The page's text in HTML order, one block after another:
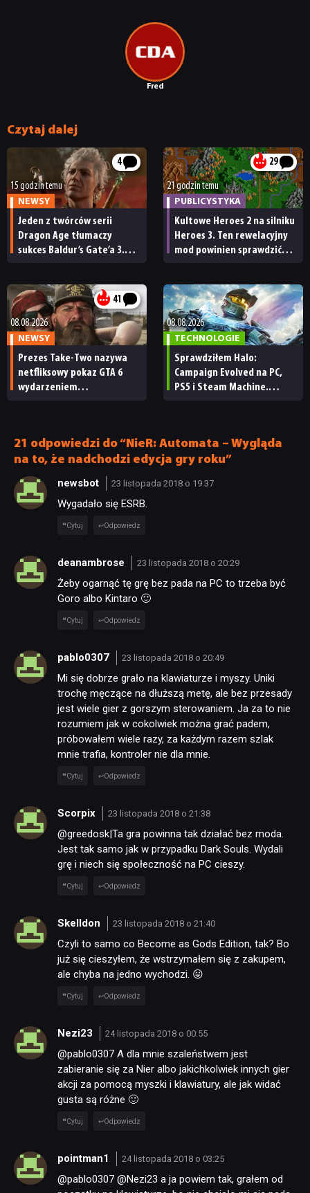
NEWSY
Fred
Czytaj dalej
4
15 godzin temu
NEWSY
Jeden z twórców serii
Dragon Age tłumaczy
sukces Baldur’s Gate’a 3.
przerwie”
29
21 godzin temu
PUBLICYSTYKA
Kultowe Heroes 2 na silniku
Heroes 3. Ten rewelacyjny
mod powinien sprawdzić
41
08.08.2026
NEWSY
Prezes Take-Two nazywa
netfliksowy pokaz GTA 6
wydarzeniem
08.08.2026
TECHNOLOGIE
Sprawdziłem Halo:
Campaign Evolved na PC,
PS5 i Steam Machine.
21 odpowiedzi do “NieR: Automata – Wygląda
na to, że nadchodzi edycja gry roku”
newsbot 23 listopada 2018 o 19:37
Wygadało się ESRB.
Cytuj Odpowiedz
deanambrose 23 listopada 2018 o 20:29
Żeby ogarnąć tę grę bez pada na PC to trzeba być
Goro albo Kintaro 🙂
Cytuj Odpowiedz
pablo0307 23 listopada 2018 o 20:49
Mi się dobrze grało na klawiaturze i myszy. Uniki
trochę męczące na dłuższą metę, ale bez przesady
jest wiele gier z gorszym sterowaniem. Ja za to nie
rozumiem jak w cokolwiek można grać padem,
próbowałem wiele razy, za każdym razem szlak
mnie trafia, kontroler nie dla mnie.
Cytuj Odpowiedz
Scorpix 23 listopada 2018 o 21:38
@greedosk|Ta gra powinna tak działać bez moda.
Jest tak samo jak w przypadku Dark Souls. Wydali
grę i niech się społeczność na PC cieszy.
Cytuj Odpowiedz
Skelldon 23 listopada 2018 o 21:40
Czyli to samo co Become as Gods Edition, tak? Bo
już się cieszyłem, że wstrzymałem się z zakupem,
ale chyba na jedno wychodzi. 😛
Cytuj Odpowiedz
Nezi23 24 listopada 2018 o 00:55
@pablo0307 A dla mnie szaleństwem jest
zabieranie się za Nier albo jakichkolwiek innych gier
akcji za pomocą myszki i klawiatury, ale jak widać
gusta są różne 🙂
Cytuj Odpowiedz
pointman1 24 listopada 2018 o 03:25
@pablo0307 @Nezi23 a ja powiem tak, grałem od